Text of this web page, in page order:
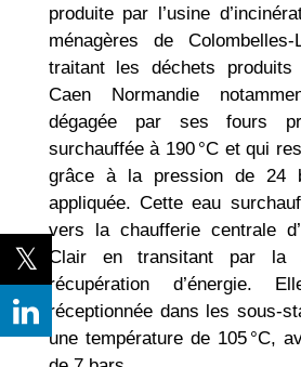
produite par l’usine
ménagères de
traitant les déchets
Caen Normandie
dégagée par ses fours
surchauffée à 190 °C et qui
grâce à la pression de 24
appliquée. Cette eau
vers la chaufferie centrale
Clair­ en transitant par la
récupération d’énergie.
réceptionnée dans les sous-
une température de 105 °C,